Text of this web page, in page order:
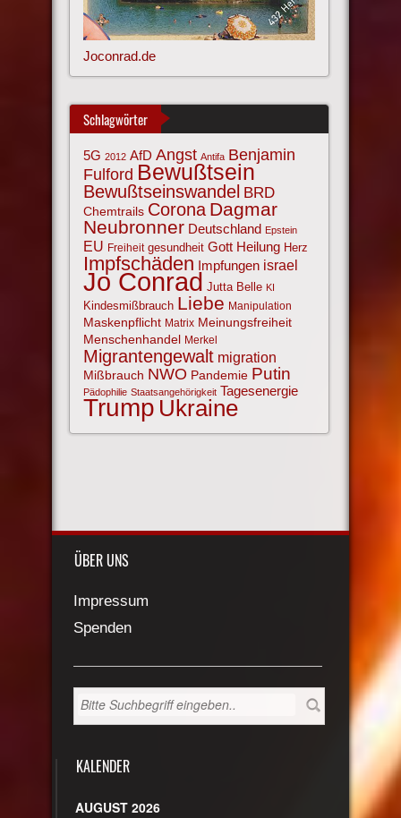
Joconrad.de
Schlagwörter
5G 2012 AfD Angst Antifa Benjamin
Fulford Bewußtsein
Bewußtseinswandel BRD
Chemtrails Corona Dagmar
Neubronner Deutschland Epstein
EU Freiheit gesundheit Gott Heilung Herz
Impfschäden Impfungen israel
Jo Conrad Jutta Belle KI
Kindesmißbrauch Liebe Manipulation
Maskenpflicht Matrix Meinungsfreiheit
Menschenhandel Merkel
Migrantengewalt migration
Mißbrauch NWO Pandemie Putin
Pädophilie Staatsangehörigkeit Tagesenergie
Trump Ukraine
ÜBER UNS
Impressum
Spenden
KALENDER
AUGUST 2026